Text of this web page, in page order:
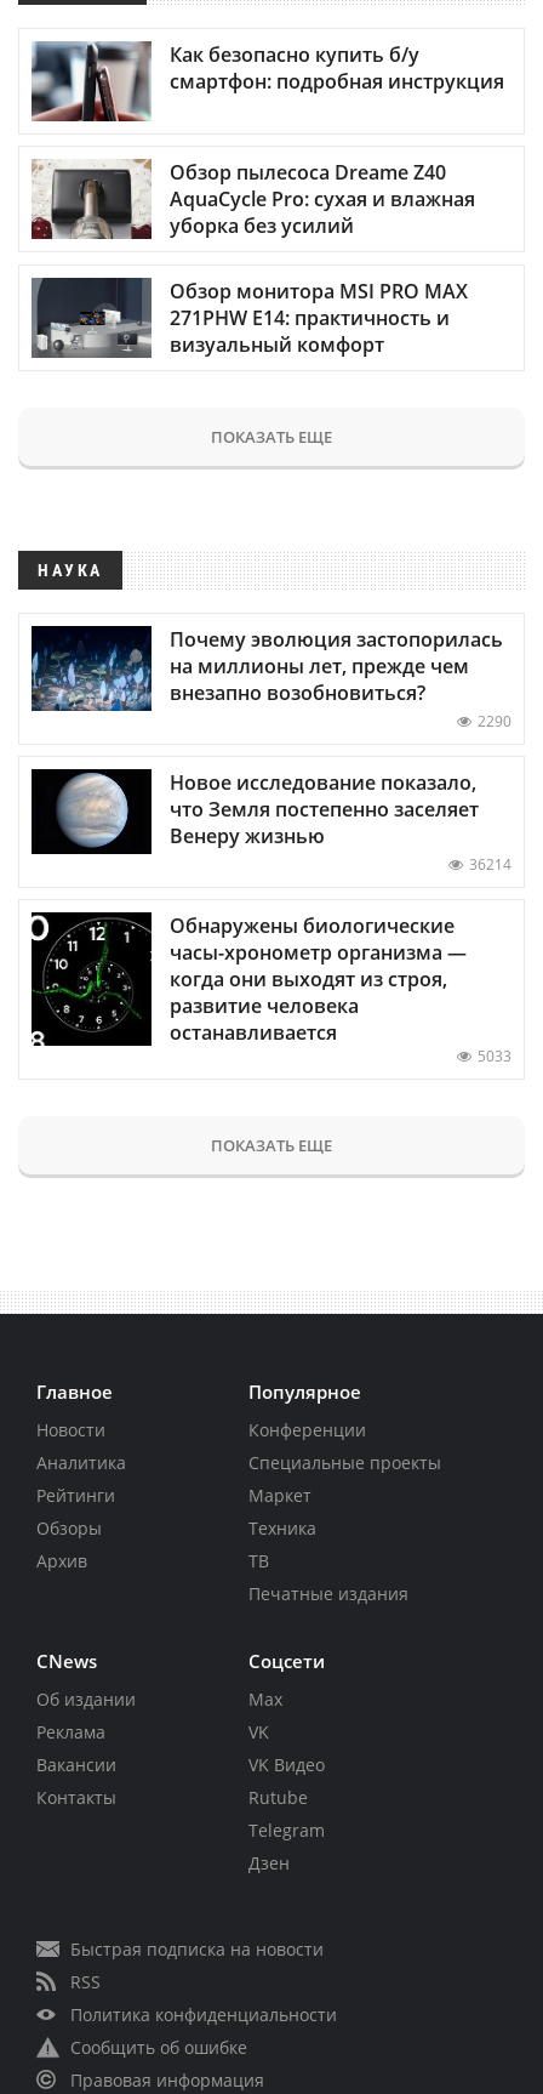
Как безопасно купить б/у
смартфон: подробная инструкция
Обзор пылесоса Dreame Z40
AquaCycle Pro: сухая и влажная
уборка без усилий
Обзор монитора MSI PRO MAX
271PHW E14: практичность и
визуальный комфорт
ПОКАЗАТЬ ЕЩЕ
НАУКА
Почему эволюция застопорилась
на миллионы лет, прежде чем
внезапно возобновиться?
2290
Новое исследование показало,
что Земля постепенно заселяет
Венеру жизнью
36214
Обнаружены биологические
часы-хронометр организма —
когда они выходят из строя,
развитие человека
останавливается
5033
ПОКАЗАТЬ ЕЩЕ
Главное
Новости
Аналитика
Рейтинги
Обзоры
Архив
Популярное
Конференции
Специальные проекты
Маркет
Техника
ТВ
Печатные издания
CNews
Об издании
Реклама
Вакансии
Контакты
Соцсети
Max
VK
VK Видео
Rutube
Telegram
Дзен
Быстрая подписка на новости
RSS
Политика конфиденциальности
Сообщить об ошибке
Правовая информация